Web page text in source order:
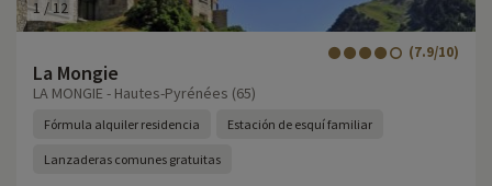
1 /12
La Mongie
(7.9/10)
LA MONGIE - Hautes-Pyrénées (65)
Fórmula alquiler residencia Estación de esquí familiar
Lanzaderas comunes gratuitas